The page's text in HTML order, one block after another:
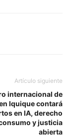
Artículo siguiente
internacional de
Iquique contará
en IA, derecho
y justicia
abierta